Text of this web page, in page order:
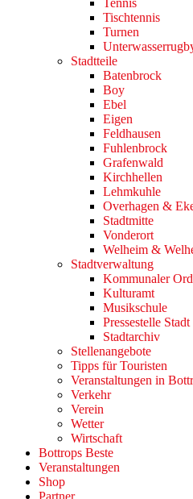
Tennis
Tischtennis
Turnen
Stadtteile
Batenbrock
Boy
Ebel
Eigen
Feldhausen
Fuhlenbrock
Grafenwald
Kirchhellen
Lehmkuhle
Overhagen &
Stadtmitte
Vonderort
Welheim &
Stadtverwaltung
Kommunaler
Kulturamt
Musikschule
Pressestelle
Stadtarchiv
Stellenangebote
Tipps für Touristen
Veranstaltungen in
Verkehr
Verein
Wetter
Wirtschaft
Bottrops Beste
Veranstaltungen
Shop